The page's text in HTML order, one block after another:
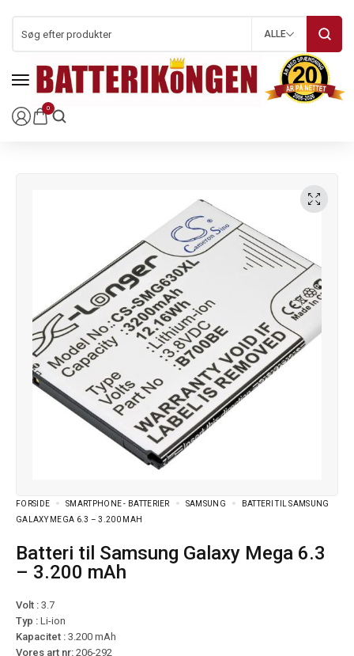
0
ALLE
FORSIDE SMARTPHONE - BATTERIER SAMSUNG
BATTERI TIL SAMSUNG
GALAXY MEGA 6.3 – 3.200 MAH
Batteri til Samsung Galaxy Mega 6.3
– 3.200 mAh
Volt : 3.7
Typ : Li-ion
Kapacitet : 3.200 mAh
Vores art nr: 206-292